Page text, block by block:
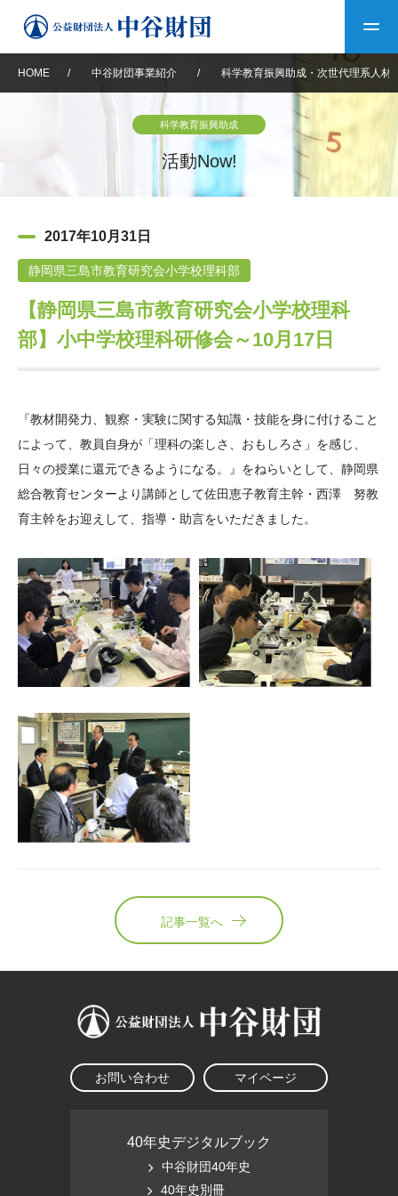
中谷財団について
設立趣意書 財団概要
沿革 40年史デジタルブック
中谷財団40年史
役員・評議員 公開情報
年報一覧 中谷財団レポート
中谷財団事業紹介 中谷賞
神戸賞 長期大型研究助成
大学院生奨学金
国際学生交流プログラ
ム
科学教育振興助成・
次世代理系人材育成プ
中谷財団動画紹介
その他情報
アクセス よくあるご質問
サイトマップ 中谷財団アーカイブ
日本語 English
HOME / 中谷財団事業紹介 / 科学教育振興助成・次世代理系人材
科学教育振興助成
活動Now!
2017年10月31日
静岡県三島市教育研究会小学校理科部
【静岡県三島市教育研究会小学校理科
部】小中学校理科研修会～10月17日
『教材開発力、観察・実験に関する知識・技能を身に付けること
によって、教員自身が「理科の楽しさ、おもしろさ」を感じ、
日々の授業に還元できるようになる。』をねらいとして、静岡県
総合教育センターより講師として佐田恵子教育主幹・西澤 努教
育主幹をお迎えして、指導・助言をいただきました。
記事一覧へ
お問い合わせ マイページ
40年史デジタルブック
中谷財団40年史
40年史別冊